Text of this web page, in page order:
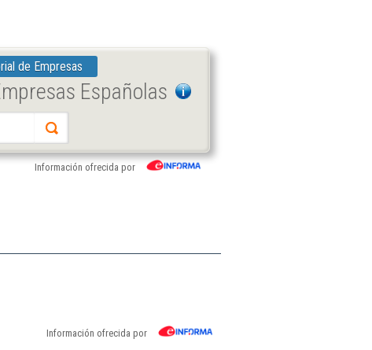
de Empresas
Españolas
Información ofrecida por
Información ofrecida por